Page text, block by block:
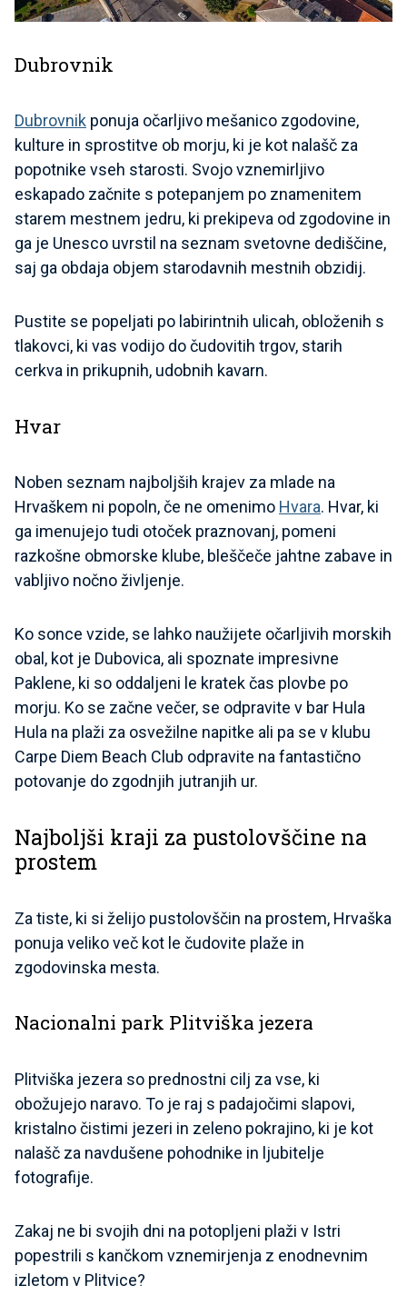
Dubrovnik
Dubrovnik ponuja očarljivo mešanico zgodovine,
kulture in sprostitve ob morju, ki je kot nalašč za
popotnike vseh starosti. Svojo vznemirljivo
eskapado začnite s potepanjem po znamenitem
starem mestnem jedru, ki prekipeva od zgodovine in
ga je Unesco uvrstil na seznam svetovne dediščine,
saj ga obdaja objem starodavnih mestnih obzidij.
Pustite se popeljati po labirintnih ulicah, obloženih s
tlakovci, ki vas vodijo do čudovitih trgov, starih
cerkva in prikupnih, udobnih kavarn.
Hvar
Noben seznam najboljših krajev za mlade na
Hrvaškem ni popoln, če ne omenimo Hvara. Hvar, ki
ga imenujejo tudi otoček praznovanj, pomeni
razkošne obmorske klube, bleščeče jahtne zabave in
vabljivo nočno življenje.
Ko sonce vzide, se lahko naužijete očarljivih morskih
obal, kot je Dubovica, ali spoznate impresivne
Paklene, ki so oddaljeni le kratek čas plovbe po
morju. Ko se začne večer, se odpravite v bar Hula
Hula na plaži za osvežilne napitke ali pa se v klubu
Carpe Diem Beach Club odpravite na fantastično
potovanje do zgodnjih jutranjih ur.
Najboljši kraji za pustolovščine na
prostem
Za tiste, ki si želijo pustolovščin na prostem, Hrvaška
ponuja veliko več kot le čudovite plaže in
zgodovinska mesta.
Nacionalni park Plitviška jezera
Plitviška jezera so prednostni cilj za vse, ki
obožujejo naravo. To je raj s padajočimi slapovi,
kristalno čistimi jezeri in zeleno pokrajino, ki je kot
nalašč za navdušene pohodnike in ljubitelje
fotografije.
Zakaj ne bi svojih dni na potopljeni plaži v Istri
popestrili s kančkom vznemirjenja z enodnevnim
izletom v Plitvice?